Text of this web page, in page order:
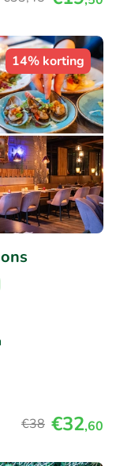
14% korting
€38 €32,60